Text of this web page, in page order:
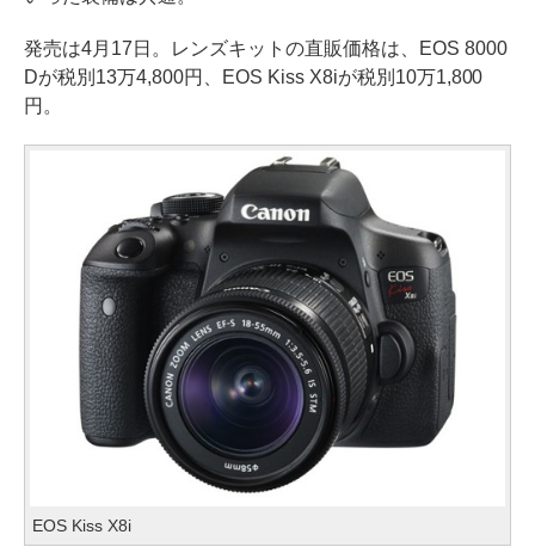
発売は4月17日。レンズキットの直販価格は、EOS 8000
Dが税別13万4,800円、EOS Kiss X8iが税別10万1,800
円。
EOS Kiss X8i